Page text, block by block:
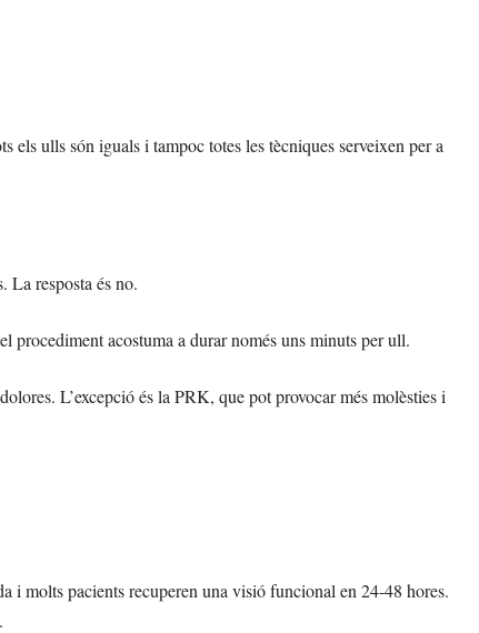
ulls són iguals i tampoc totes les tècniques serveixen per a
La resposta és no.
procediment acostuma a durar només uns minuts per ull.
L’excepció és la PRK, que pot provocar més molèsties i
molts pacients recuperen una visió funcional en 24-48 hores.